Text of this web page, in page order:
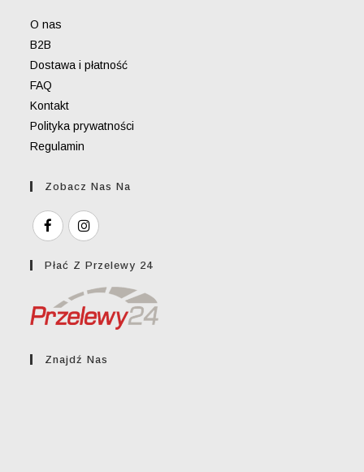
O nas
B2B
Dostawa i płatność
FAQ
Kontakt
Polityka prywatności
Regulamin
Zobacz Nas Na
Płać Z Przelewy 24
Znajdź Nas